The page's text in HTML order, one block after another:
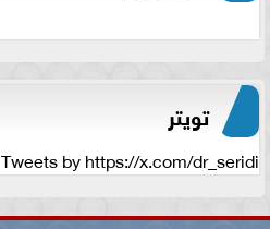
تويتر
Tweets by https://x.com/dr_seridi